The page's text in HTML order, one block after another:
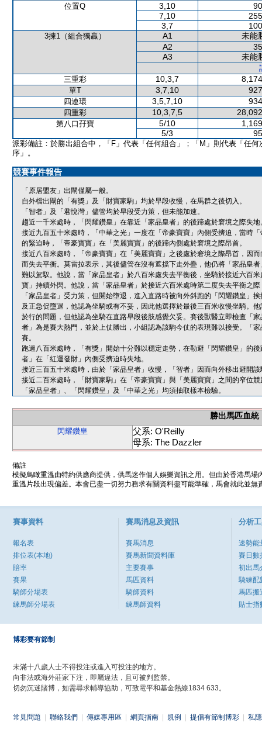
位置Q 3,10
7,10
3,7
3揀1（組合獨贏） A1
未能
A2
A3
未能
三重彩
10,3,7
單T 3,7,10
四連環 3,5,7,10
四重彩 10,3,7,5
第八口孖寶 5/10
5/3
派彩備註：於勝出組合中，「F」代表「任何組合」；「M」則代表「任何
序」。
競賽事件報告
「原居盟友」出閘僅屬一般。
自外檔出閘的「有獎」及「財寶家駒」均於早段收慢，在馬群之後切入。
「智者」及「君悅灣」儘管均於早段受力策，但未能加速。
趨近一千米處時，「閃耀鑽皇」在靠近「家品皇者」的後蹄處於窘境之際失地
接近九百五十米處時，「中華之光」一度在「帝豪寶寶」內側受擠迫，當時
的緊迫時，「帝豪寶寶」在「美麗寶寶」的後蹄內側處於窘境之際昂首。
接近八百米處時，「帝豪寶寶」在「美麗寶寶」之後處於窘境之際昂首，因
而失去平衡。莫雷拉表示，其後儘管在沒有遮擋下走外疊，他仍將「家品皇
難以駕馭。他說，當「家品皇者」於八百米處失去平衡後，坐騎於接近六百
寶」持續外閃。他說，當「家品皇者」於接近六百米處時第二度失去平衡之
「家品皇者」受力策，但開始墮退，進入直路時被向外斜跑的「閃耀鑽皇」
及正急促墮退，他認為坐騎或有不妥，因此他選擇於最後三百米收慢坐騎。
於行的問題，但他認為坐騎在直路早段後肢感覺欠妥。賽後獸醫立即檢查「
者」為是賽大熱門，並於上仗勝出，小組認為該駒今仗的表現難以接受。「
賽。
跑過八百米處時，「有獎」開始十分難以穩定走勢，在勒避「閃耀鑽皇」的
者」在「紅運發財」內側受擠迫時失地。
接近三百五十米處時，由於「家品皇者」收慢，「智者」因而向外移出避開
接近二百米處時，「財寶家駒」在「帝豪寶寶」與「美麗寶寶」之間的窄位
「家品皇者」、「閃耀鑽皇」及「中華之光」均須抽取樣本檢驗。
勝出馬匹血統
閃耀鑽皇
父系: O'Reilly
母系: The Dazzler
備註
模擬鳥瞰重溫由特約供應商提供，供馬迷作個人娛樂資訊之用。但由於香港馬
重溫片段出現偏差。本會已盡一切努力務求有關資料盡可能準確，馬會就此並
賽事資料
報名表
排位表(本地)
賠率
賽果
騎師分場表
練馬師分場表
賽馬消息及資訊
賽馬消息
賽馬新聞資料庫
主要賽事
馬匹資料
騎師資料
練馬師資料
分析
速勢能
賽日數
初出馬
騎練配
馬匹搬
貼士指
博彩要有節制
未滿十八歲人士不得投注或進入可投注的地方。
向非法或海外莊家下注，即屬違法，且可被判監禁。
切勿沉迷賭博，如需尋求輔導協助，可致電平和基金熱線1834 633。
常見問題 聯絡我們 傳媒專用區 網頁指南 規例 提倡有節制博彩 私